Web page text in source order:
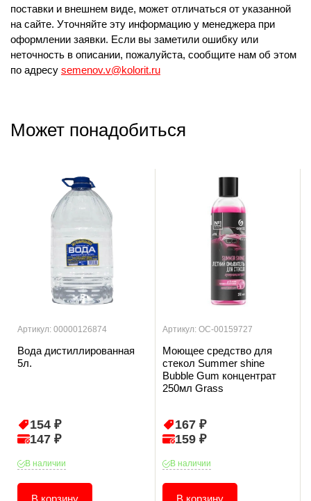
поставки и внешнем виде, может отличаться от указанной
на сайте. Уточняйте эту информацию у менеджера при
оформлении заявки. Если вы заметили ошибку или
неточность в описании, пожалуйста, сообщите нам об этом
по адресу semenov.v@kolorit.ru
Может понадобиться
Артикул: 00000126874
Вода дистиллированная
5л.
154 ₽
147 ₽
В наличии
В корзину
Артикул: ОС-00159727
Моющее средство для
стекол Summer shine
Bubble Gum концентрат
250мл Grass
167 ₽
159 ₽
В наличии
В корзину